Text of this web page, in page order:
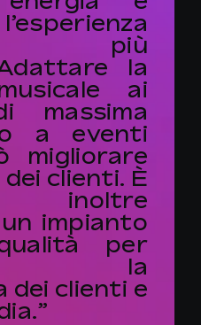
più
la
ai
massima
a eventi
migliorare
dei clienti. È
inoltre
impianto
per
la
dei clienti e